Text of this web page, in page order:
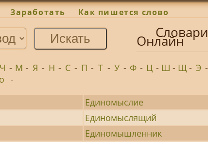
Заработать Как пишется слово
Словари
Онлайн
Ч - М - Я - Н - С - П - Т - У - Ф - Ц - Ш - Щ- Э -
-
Единомыслие
Единомыслящий
Единомышленник